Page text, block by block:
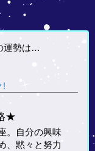
運勢は…
!
★
。自分の興味
、黙々と努力